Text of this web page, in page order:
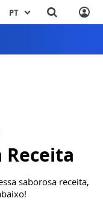
PT
saborosa receita,